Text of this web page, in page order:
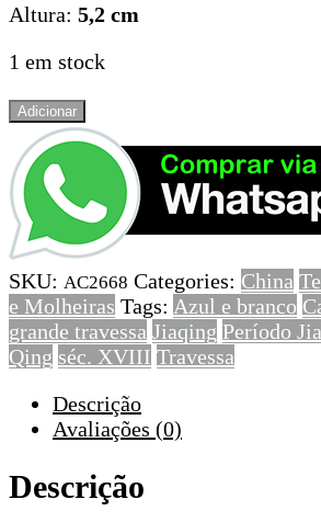
Altura: 5,2 cm
1 em stock
Quantidade
Grande
Travessa
em
Porcelana
da
China,
Azul
e
Branco,
Jiaqing
1796
1820,
Adicionar
SKU: AC2668 Categories: China
e Molheiras Tags: Azul e branco
grande travessa Jiaqing Período
Qing séc. XVIII Travessa
Descrição
Avaliações (0)
Descrição